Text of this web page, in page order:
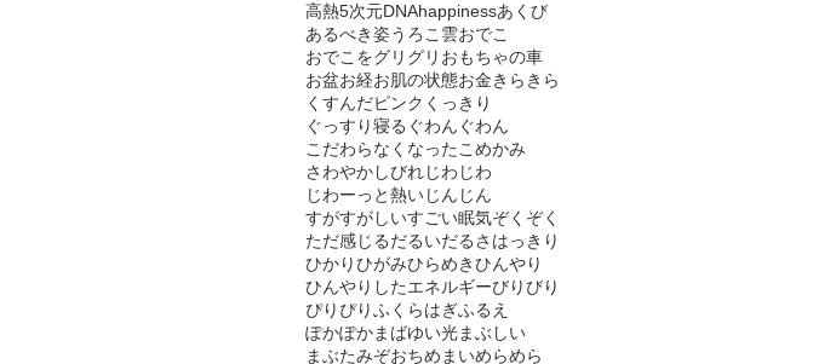
高熱5次元DNAhappinessあくび
あるべき姿うろこ雲おでこ
おでこをグリグリ おもちゃの車
お盆お経お肌の状態お金きらきら
くすんだピンク くっきり
ぐっすり寝る ぐわんぐわん
こだわらなくなった こめかみ
さわやかしびれじわじわ
じわーっと熱いじんじん
すがすがしいすごい眠気ぞくぞく
ただ感じるだるいだるさ はっきり
ひかりひがみひらめきひんやり
ひんやりしたエネルギーびりびり
ぴりぴりふくらはぎふるえ
ぽかぽかまばゆい光まぶしい
まぶたみぞおちめまいめらめら